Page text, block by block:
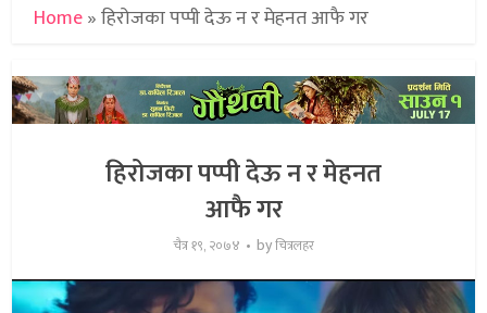
Home»हिरोजका पप्पी देऊ न र मेहनत आफै गर
हिरोजका पप्पी देऊ न र मेहनत
आफै गर
चैत्र १९, २०७४ byचित्रलहर